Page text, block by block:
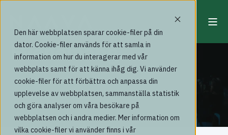
Den här webbplatsen sparar cookie-filer på din
dator. Cookie-filer används för att samla in
information om hur du interagerar med vår
webbplats samt för att känna ihåg dig. Vi använder
cookie-filer för att förbättra och anpassa din
upplevelse av webbplatsen, sammanställa statistik
och göra analyser om våra besökare på
webbplatsen och i andra medier. Mer information om
vilka cookie-filer vi använder finns i vår
Evenemang